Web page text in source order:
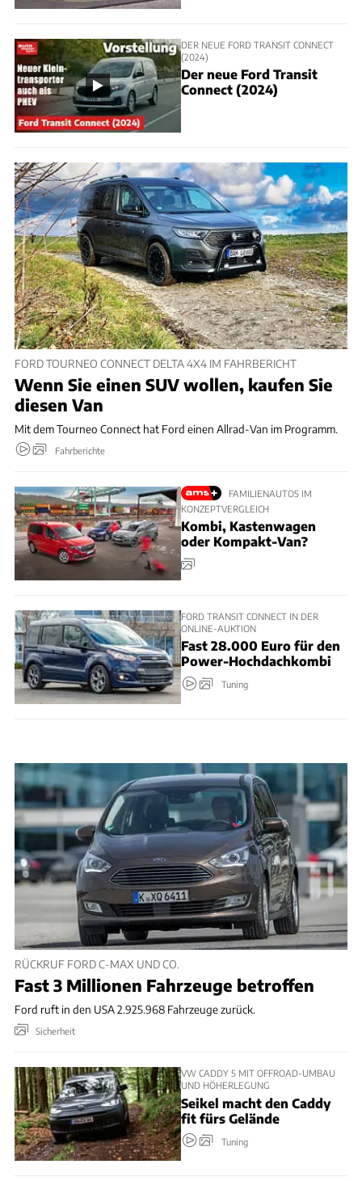
DER NEUE FORD TRANSIT CONNECT
(2024)
Der neue Ford Transit
Connect (2024)
FORD TOURNEO CONNECT DELTA 4X4 IM FAHRBERICHT
Wenn Sie einen SUV wollen, kaufen Sie
diesen Van
Mit dem Tourneo Connect hat Ford einen Allrad-Van im Programm.
Fahrberichte
FAMILIENAUTOS IM
KONZEPTVERGLEICH
Kombi, Kastenwagen
oder Kompakt-Van?
FORD TRANSIT CONNECT IN DER
ONLINE-AUKTION
Fast 28.000 Euro für den
Power-Hochdachkombi
Tuning
RÜCKRUF FORD C-MAX UND CO.
Fast 3 Millionen Fahrzeuge betroffen
Ford ruft in den USA 2.925.968 Fahrzeuge zurück.
Sicherheit
VW CADDY 5 MIT OFFROAD-UMBAU
UND HÖHERLEGUNG
Seikel macht den Caddy
fit fürs Gelände
Tuning